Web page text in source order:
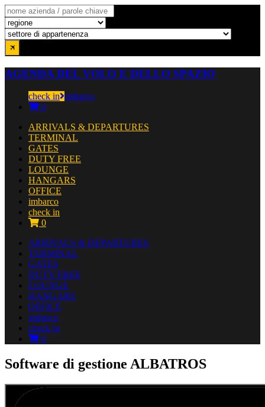
AGENDA DEL VOLO E DELLO SPAZIO
check in imbarco
0
ARRIVALS & DEPARTURES
TERMINAL
GATES
DUTY FREE
LOUNGE
HANGARS
OFFICE
imbarco
check in
0
ARRIVALS & DEPARTURES
TERMINAL
GATES
DUTY FREE
LOUNGE
HANGARS
OFFICE
imbarco
check in
0
Software di gestione ALBATROS